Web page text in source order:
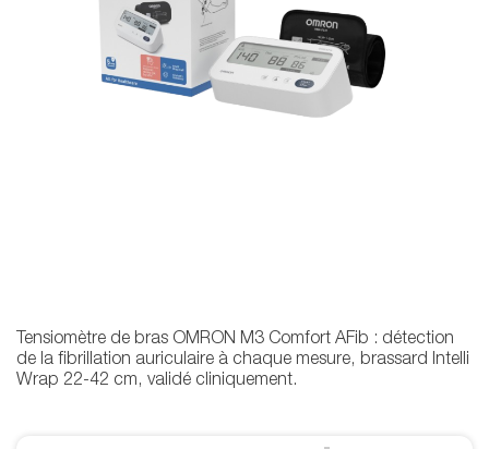
Tensiomètre de bras OMRON M3 Comfort AFib : détection
de la fibrillation auriculaire à chaque mesure, brassard Intelli
Wrap 22-42 cm, validé cliniquement.